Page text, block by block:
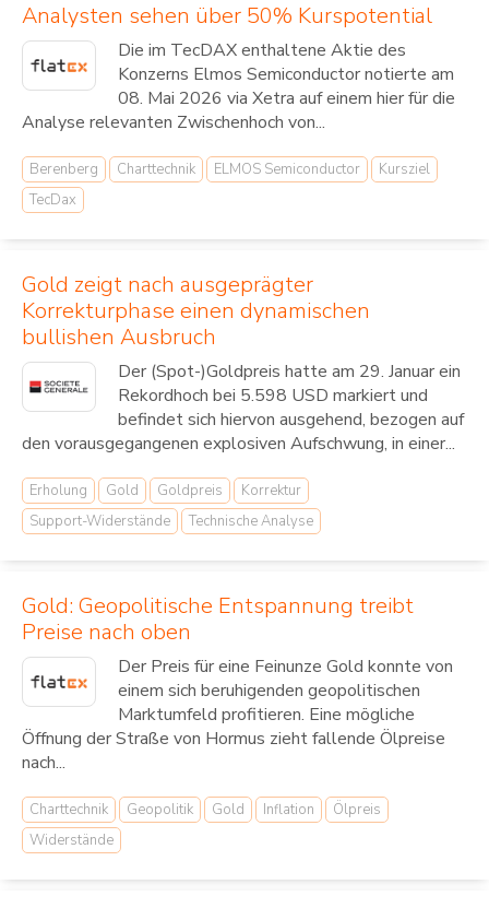
Analysten sehen über 50% Kurspotential
Die im TecDAX enthaltene Aktie des
Konzerns Elmos Semiconductor notierte am
08. Mai 2026 via Xetra auf einem hier für die
Analyse relevanten Zwischenhoch von...
Berenberg Charttechnik ELMOS Semiconductor
Kursziel
TecDax
Gold zeigt nach ausgeprägter
Korrekturphase einen dynamischen
bullishen Ausbruch
Der (Spot-)Goldpreis hatte am 29. Januar ein
Rekordhoch bei 5.598 USD markiert und
befindet sich hiervon ausgehend, bezogen auf
den vorausgegangenen explosiven Aufschwung, in einer...
Erholung Gold Goldpreis
Korrektur
Support-Widerstände
Technische Analyse
Gold: Geopolitische Entspannung treibt
Preise nach oben
Der Preis für eine Feinunze Gold konnte von
einem sich beruhigenden geopolitischen
Marktumfeld profitieren. Eine mögliche
Öffnung der Straße von Hormus zieht fallende Ölpreise
nach...
Charttechnik Geopolitik Gold Inflation
Ölpreis
Widerstände